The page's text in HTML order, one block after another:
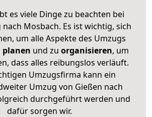
es viele Dinge zu beachten bei
Mosbach. Es ist wichtig, sich
um alle Aspekte des Umzugs
planen und zu organisieren, um
dass alles reibungslos verläuft.
Umzugsfirma kann ein
Umzug von Gießen nach
durchgeführt werden und
dafür sorgen wir.